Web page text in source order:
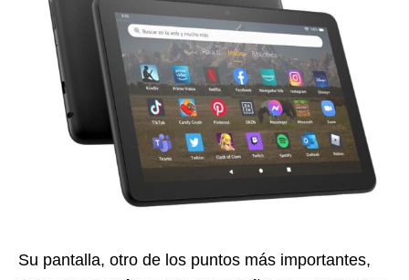
Su pantalla, otro de los puntos más importantes,